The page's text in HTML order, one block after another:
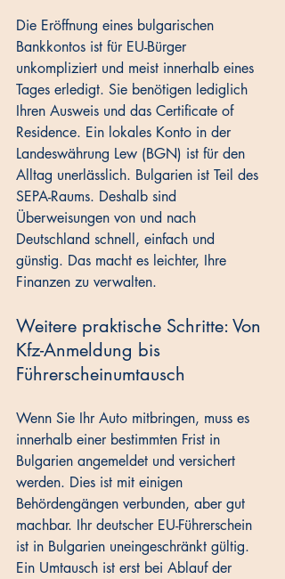
Die Eröffnung eines bulgarischen
Bankkontos ist für EU-Bürger
unkompliziert und meist innerhalb eines
Tages erledigt. Sie benötigen lediglich
Ihren Ausweis und das Certificate of
Residence. Ein lokales Konto in der
Landeswährung Lew (BGN) ist für den
Alltag unerlässlich. Bulgarien ist Teil des
SEPA-Raums. Deshalb sind
Überweisungen von und nach
Deutschland schnell, einfach und
günstig. Das macht es leichter, Ihre
Finanzen zu verwalten.
Weitere praktische Schritte: Von
Kfz-Anmeldung bis
Führerscheinumtausch
Wenn Sie Ihr Auto mitbringen, muss es
innerhalb einer bestimmten Frist in
Bulgarien angemeldet und versichert
werden. Dies ist mit einigen
Behördengängen verbunden, aber gut
machbar. Ihr deutscher EU-Führerschein
ist in Bulgarien uneingeschränkt gültig.
Ein Umtausch ist erst bei Ablauf der